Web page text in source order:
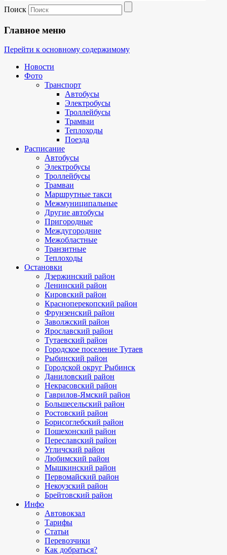
Поиск
Главное меню
Перейти к основному содержимому
Новости
Фото
Транспорт
Автобусы
Электробусы
Троллейбусы
Трамваи
Теплоходы
Поезда
Расписание
Автобусы
Электробусы
Троллейбусы
Трамваи
Маршрутные такси
Межмуниципальные
Другие автобусы
Пригородные
Междугородние
Межобластные
Транзитные
Теплоходы
Остановки
Дзержинский район
Ленинский район
Кировский район
Красноперекопский район
Фрунзенский район
Заволжский район
Ярославский район
Тутаевский район
Городское поселение Тутаев
Рыбинский район
Городской округ Рыбинск
Даниловский район
Некрасовский район
Гаврилов-Ямский район
Большесельский район
Ростовский район
Борисоглебский район
Пошехонский район
Переславский район
Угличский район
Любимский район
Мышкинский район
Первомайский район
Некоузский район
Брейтовский район
Инфо
Автовокзал
Тарифы
Статьи
Перевозчики
Как добраться?